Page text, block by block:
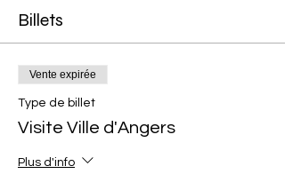
Billets
Vente expirée
Type de billet
Visite Ville d'Angers
Plus d'info